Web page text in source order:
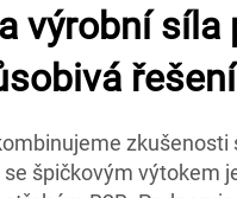
výrobní
špičkovým výtokem